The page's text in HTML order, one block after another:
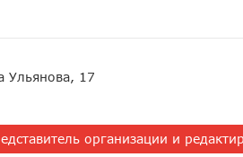
Ульянова, 17
организации и